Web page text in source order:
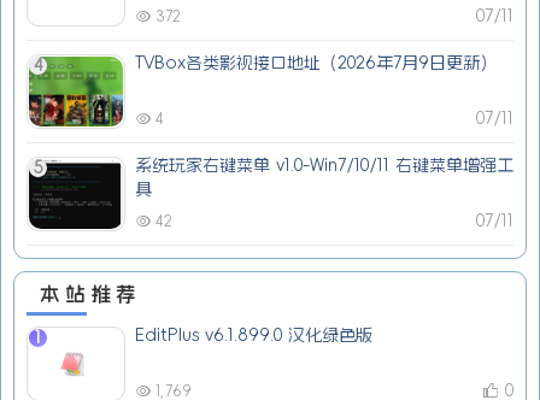
07/11
372
4 TVBox各类影视接口地址（2026年7月9日更新）
07/11
4
5
系统玩家右键菜单 v1.0-Win7/10/11 右键菜单增强工
具
07/11
42
本站推荐
1 EditPlus v6.1.899.0 汉化绿色版
1,769 0